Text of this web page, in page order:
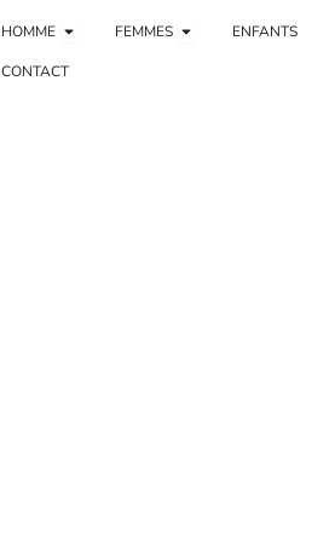
HOMME Ouvrir Hombre
FEMMES Ouvrir Mujer
ENFANTS
CONTACT